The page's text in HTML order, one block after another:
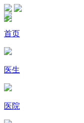
首页
医生
医院